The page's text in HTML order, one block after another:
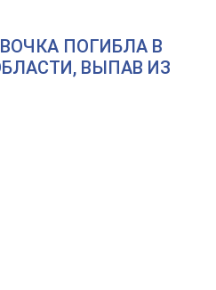
ПОГИБЛА В
ВЫПАВ ИЗ